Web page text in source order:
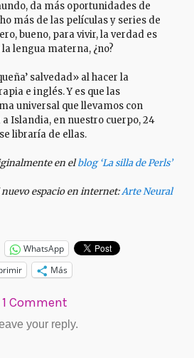
da más oportunidades de
más de las películas y series de
bueno, para vivir, la verdad es
lengua materna, ¿no?
salvedad» al hacer la
e inglés. Y es que las
universal que llevamos con
Islandia, en nuestro cuerpo, 24
libraría de ellas.
en elblog ‘La silla de Perls’
espacio en internet:Arte Neural
WhatsApp
Más
1 Comment
your reply.